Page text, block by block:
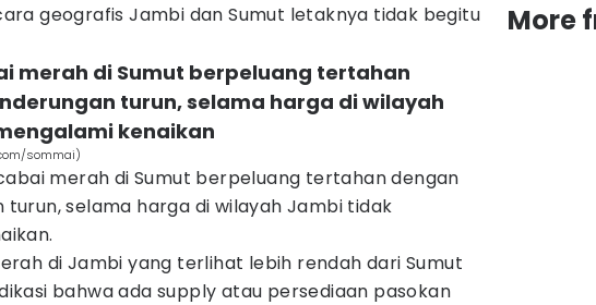
geografis Jambi dan Sumut letaknya tidak begitu
merah di Sumut berpeluang tertahan
turun, selama harga di wilayah
kenaikan
sommai)
merah di Sumut berpeluang tertahan dengan
turun, selama harga di wilayah Jambi tidak
di Jambi yang terlihat lebih rendah dari Sumut
bahwa ada supply atau persediaan pasokan
More